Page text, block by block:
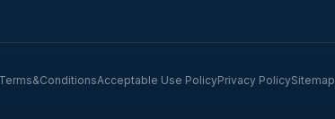
Terms&ConditionsAcceptable Use PolicyPrivacy PolicySitemap